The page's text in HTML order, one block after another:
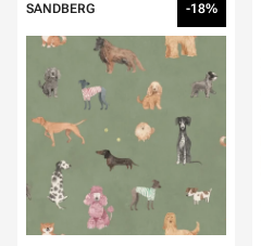
SANDBERG -18%